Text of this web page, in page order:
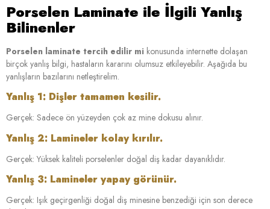
Porselen Laminate ile İlgili Yanlış
Bilinenler
Porselen laminate tercih edilir mi konusunda internette dolaşan
birçok yanlış bilgi, hastaların kararını olumsuz etkileyebilir. Aşağıda bu
yanlışların bazılarını netleştirelim.
Yanlış 1: Dişler tamamen kesilir.
Gerçek: Sadece ön yüzeyden çok az mine dokusu alınır.
Yanlış 2: Lamineler kolay kırılır.
Gerçek: Yüksek kaliteli porselenler doğal diş kadar dayanıklıdır.
Yanlış 3: Lamineler yapay görünür.
Gerçek: Işık geçirgenliği doğal diş minesine benzediği için son derece